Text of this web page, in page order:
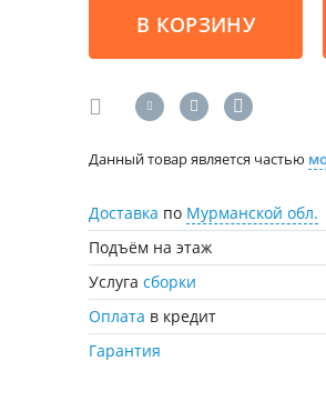
В КОРЗИНУ
Данный товар является частью
Доставка по Мурманской обл.
Подъём на этаж
Услугасборки
Оплата в кредит
Гарантия